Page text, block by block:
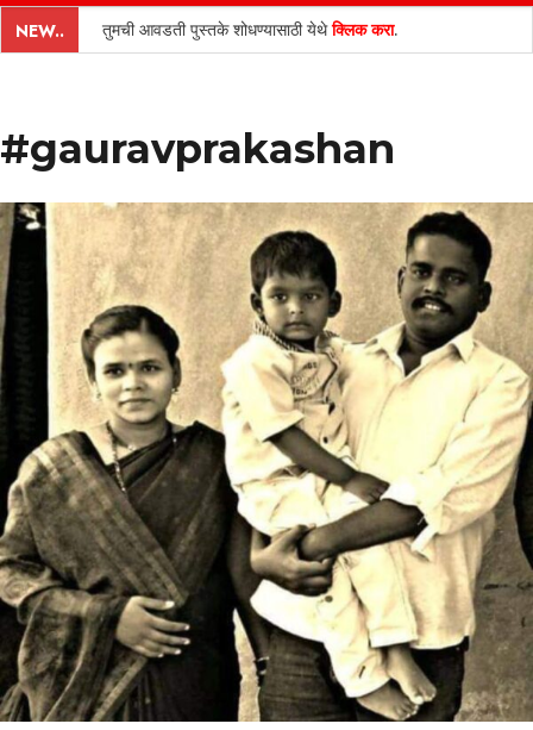
content
NEW.. तुमची आवडती पुस्तके शोधण्यासाठी येथेक्लिक करा.
#gauravprakashan